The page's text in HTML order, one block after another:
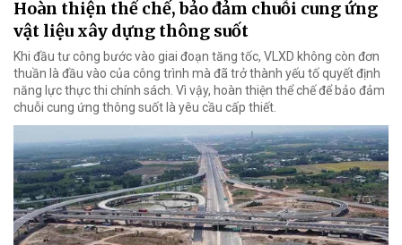
Hoàn thiện thể chế, bảo đảm chuỗi cung ứng
vật liệu xây dựng thông suốt
Khi đầu tư công bước vào giai đoạn tăng tốc, VLXD không còn đơn
thuần là đầu vào của công trình mà đã trở thành yếu tố quyết định
năng lực thực thi chính sách. Vì vậy, hoàn thiện thể chế để bảo đảm
chuỗi cung ứng thông suốt là yêu cầu cấp thiết.